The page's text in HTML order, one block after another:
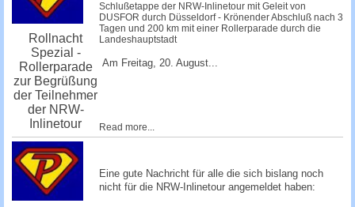
Rollnacht
Spezial -
Rollerparade
zur Begrüßung
der Teilnehmer
der NRW-
Inlinetour
Schlußetappe der NRW-Inlinetour mit Geleit von
DUSFOR durch Düsseldorf - Krönender Abschluß nach 3
Tagen und 200 km mit einer Rollerparade durch die
Landeshauptstadt
Am Freitag, 20. August...
Read more...
Eine gute Nachricht für alle die sich bislang noch
nicht für die NRW-Inlinetour angemeldet haben: